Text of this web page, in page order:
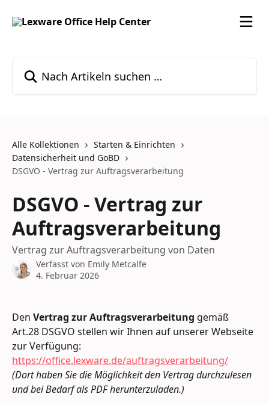
Alle Kollektionen
Starten & Einrichten
Datensicherheit und GoBD
DSGVO - Vertrag zur Auftragsverarbeitung
DSGVO - Vertrag zur
Auftragsverarbeitung
Vertrag zur Auftragsverarbeitung von Daten
Verfasst von Emily Metcalfe
4. Februar 2026
Den Vertrag zur Auftragsverarbeitung gemäß
Art.28 DSGVO stellen wir Ihnen auf unserer Webseite
zur Verfügung:
https://office.lexware.de/auftragsverarbeitung/
(Dort haben Sie die Möglichkeit den Vertrag durchzulesen
und bei Bedarf als PDF herunterzuladen.)